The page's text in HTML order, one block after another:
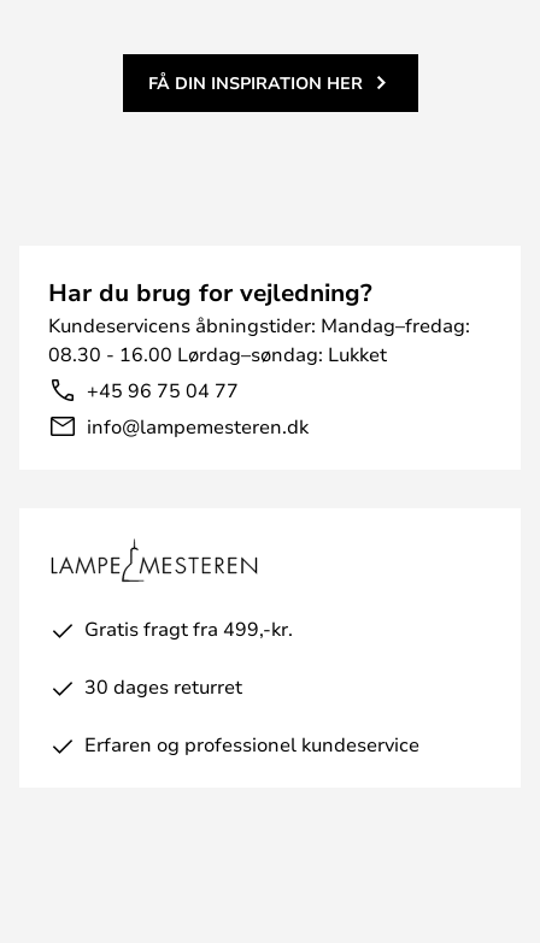
FÅ DIN INSPIRATION HER
Har du brug for vejledning?
Kundeservicens åbningstider: Mandag–fredag:
08.30 - 16.00 Lørdag–søndag: Lukket
+45 96 75 04 77
info@lampemesteren.dk
Gratis fragt fra 499,-kr.
30 dages returret
Erfaren og professionel kundeservice